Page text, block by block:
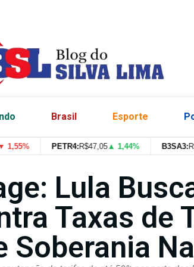
Brasil Esporte
PETR4:R$47,05▲ 1,44% B3SA3:R$----
Lula
Taxas de
Soberania